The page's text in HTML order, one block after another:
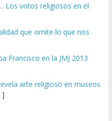
Los votos religiosos en el
que omite lo que nos
Francisco en la JMJ 2013
arte religioso en museos
]